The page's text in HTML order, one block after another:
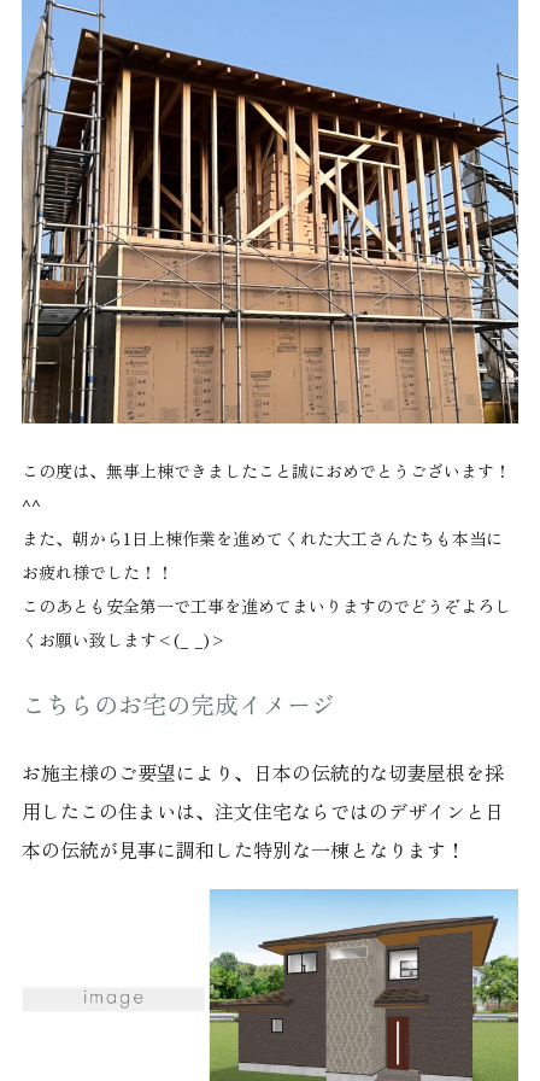
この度は、無事上棟できましたこと誠におめでとうございます！
^^
また、朝から1日上棟作業を進めてくれた大工さんたちも本当に
お疲れ様でした！！
このあとも安全第一で工事を進めてまいりますのでどうぞよろし
くお願い致します<(_ _)>
こちらのお宅の完成イメージ
お施主様のご要望により、日本の伝統的な切妻屋根を採
用したこの住まいは、注文住宅ならではのデザインと日
本の伝統が見事に調和した特別な一棟となります！